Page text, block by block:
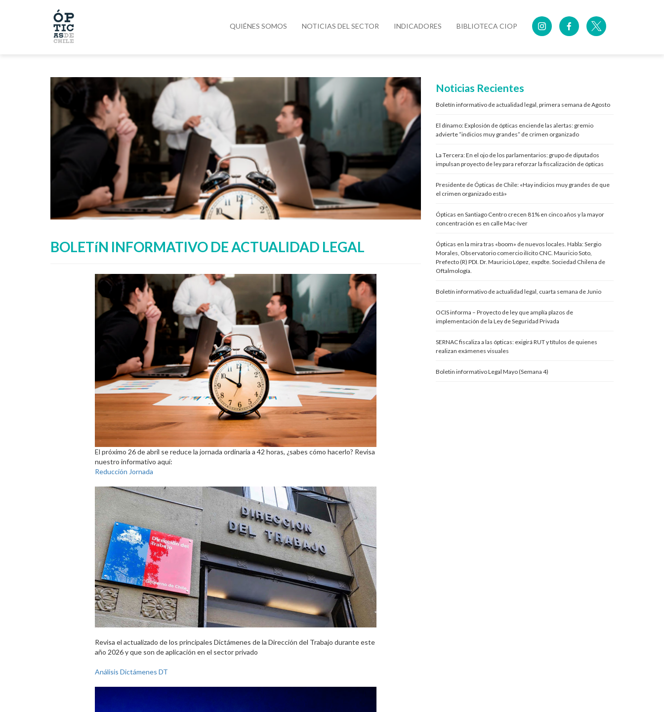
QUIÉNES SOMOS NOTICIAS DEL SECTOR INDICADORES BIBLIOTECA CIOP
BOLETíN INFORMATIVO DE ACTUALIDAD LEGAL
El próximo 26 de abril se reduce la jornada ordinaria a 42 horas, ¿sabes cómo hacerlo? Revisa
nuestro informativo aquí:
Reducción Jornada
Revisa el actualizado de los principales Dictámenes de la Dirección del Trabajo durante este
año 2026 y que son de aplicación en el sector privado
Análisis Dictámenes DT
Noticias Recientes
Boletín informativo de actualidad legal, primera semana de Agosto
El dínamo: Explosión de ópticas enciende las alertas: gremio
advierte “indicios muy grandes” de crimen organizado
La Tercera: En el ojo de los parlamentarios: grupo de diputados
impulsan proyecto de ley para reforzar la fiscalización de ópticas
Presidente de Ópticas de Chile: «Hay indicios muy grandes de que
el crimen organizado está»
Ópticas en Santiago Centro crecen 81% en cinco años y la mayor
concentración es en calle Mac-Iver
Ópticas en la mira tras «boom» de nuevos locales. Habla: Sergio
Morales, Observatorio comercio ilícito CNC. Mauricio Soto,
Prefecto (R) PDI. Dr. Mauricio López, expdte. Sociedad Chilena de
Oftalmología.
Boletín informativo de actualidad legal, cuarta semana de Junio
OCIS informa – Proyecto de ley que amplía plazos de
implementación de la Ley de Seguridad Privada
SERNAC fiscaliza a las ópticas: exigirá RUT y títulos de quienes
realizan exámenes visuales
Boletin informativo Legal Mayo (Semana 4)